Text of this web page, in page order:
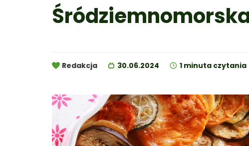
Zadbaj o mózg
Obniż ciśnienie
Fit
Redakcja 30.06.2024 1 minuta czytania